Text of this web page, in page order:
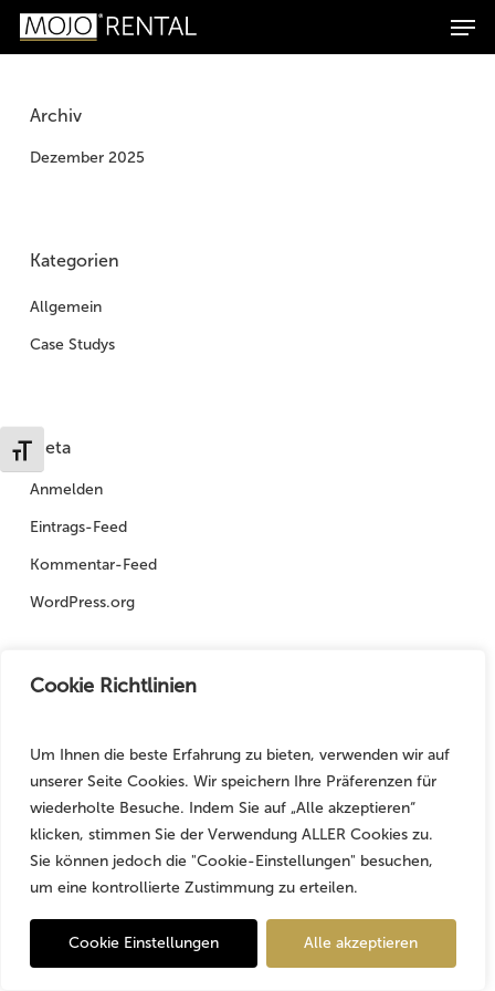
Cookie Richtlinien
Um Ihnen die beste Erfahrung zu bieten, verwenden wir auf
unserer Seite Cookies. Wir speichern Ihre Präferenzen für
wiederholte Besuche. Indem Sie auf „Alle akzeptieren“
klicken, stimmen Sie der Verwendung ALLER Cookies zu.
Sie können jedoch die "Cookie-Einstellungen" besuchen,
um eine kontrollierte Zustimmung zu erteilen.
Cookie Einstellungen Alle akzeptieren
Zum
Inhalt
Zur
Navigation
Schrift vergrößern
Skip
Products
search
Suchen
Archiv
Dezember 2025
Kategorien
Allgemein
Case Studys
Meta
Anmelden
Eintrags-Feed
Kommentar-Feed
WordPress.org
✕